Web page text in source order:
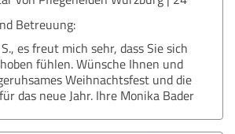
Betreuung:
es freut mich sehr, dass Sie sich
fühlen. Wünsche Ihnen und
Weihnachtsfest und die
das neue Jahr. Ihre Monika Bader